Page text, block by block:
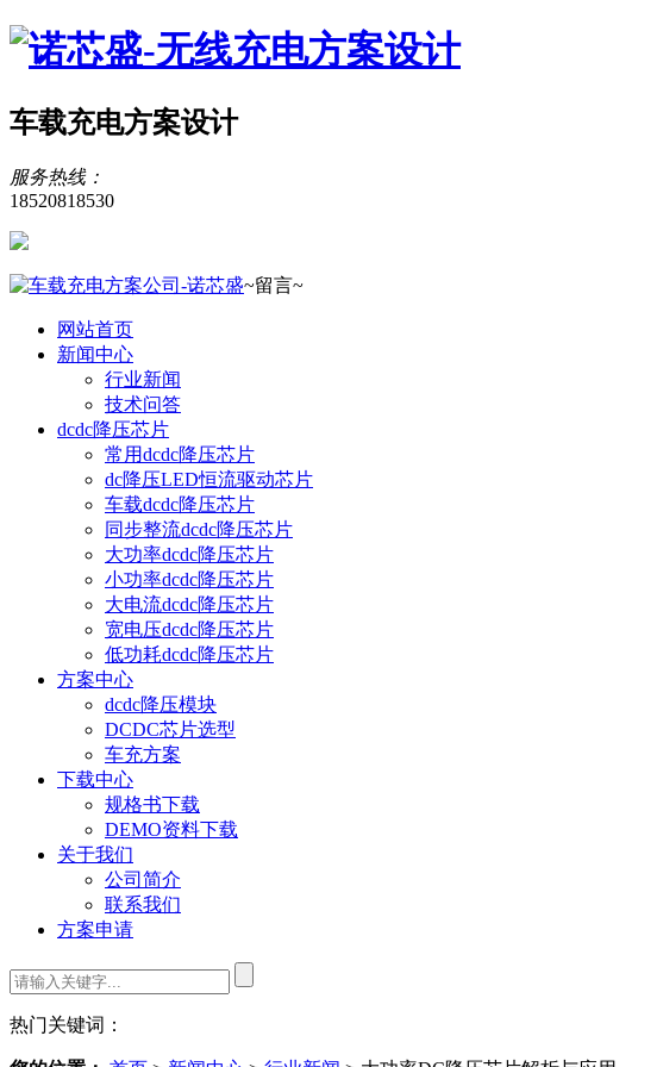
车载充电方案设计
服务热线：
18520818530
~留言~
网站首页
新闻中心
行业新闻
技术问答
dcdc降压芯片
常用dcdc降压芯片
dc降压LED恒流驱动芯片
车载dcdc降压芯片
同步整流dcdc降压芯片
大功率dcdc降压芯片
小功率dcdc降压芯片
大电流dcdc降压芯片
宽电压dcdc降压芯片
低功耗dcdc降压芯片
方案中心
dcdc降压模块
DCDC芯片选型
车充方案
下载中心
规格书下载
DEMO资料下载
关于我们
公司简介
联系我们
方案申请
热门关键词：